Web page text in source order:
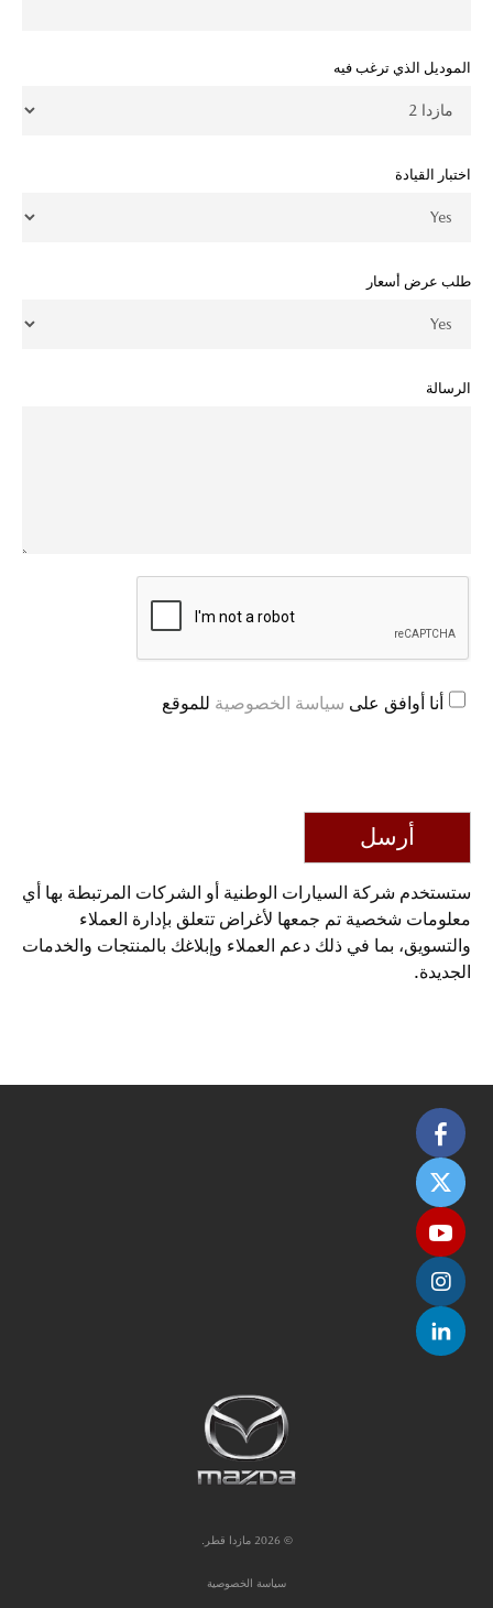
الموديل الذي ترغب فيه
اختبار القيادة
طلب عرض أسعار
الرسالة
أنا أوافق على سياسة الخصوصية للموقع
أرسل
ستستخدم شركة السيارات الوطنية أو الشركات المرتبطة بها أي
معلومات شخصية تم جمعها لأغراض تتعلق بإدارة العملاء
والتسويق، بما في ذلك دعم العملاء وإبلاغك بالمنتجات والخدمات
الجديدة.
© 2026 مازدا قطر.
سياسة الخصوصية